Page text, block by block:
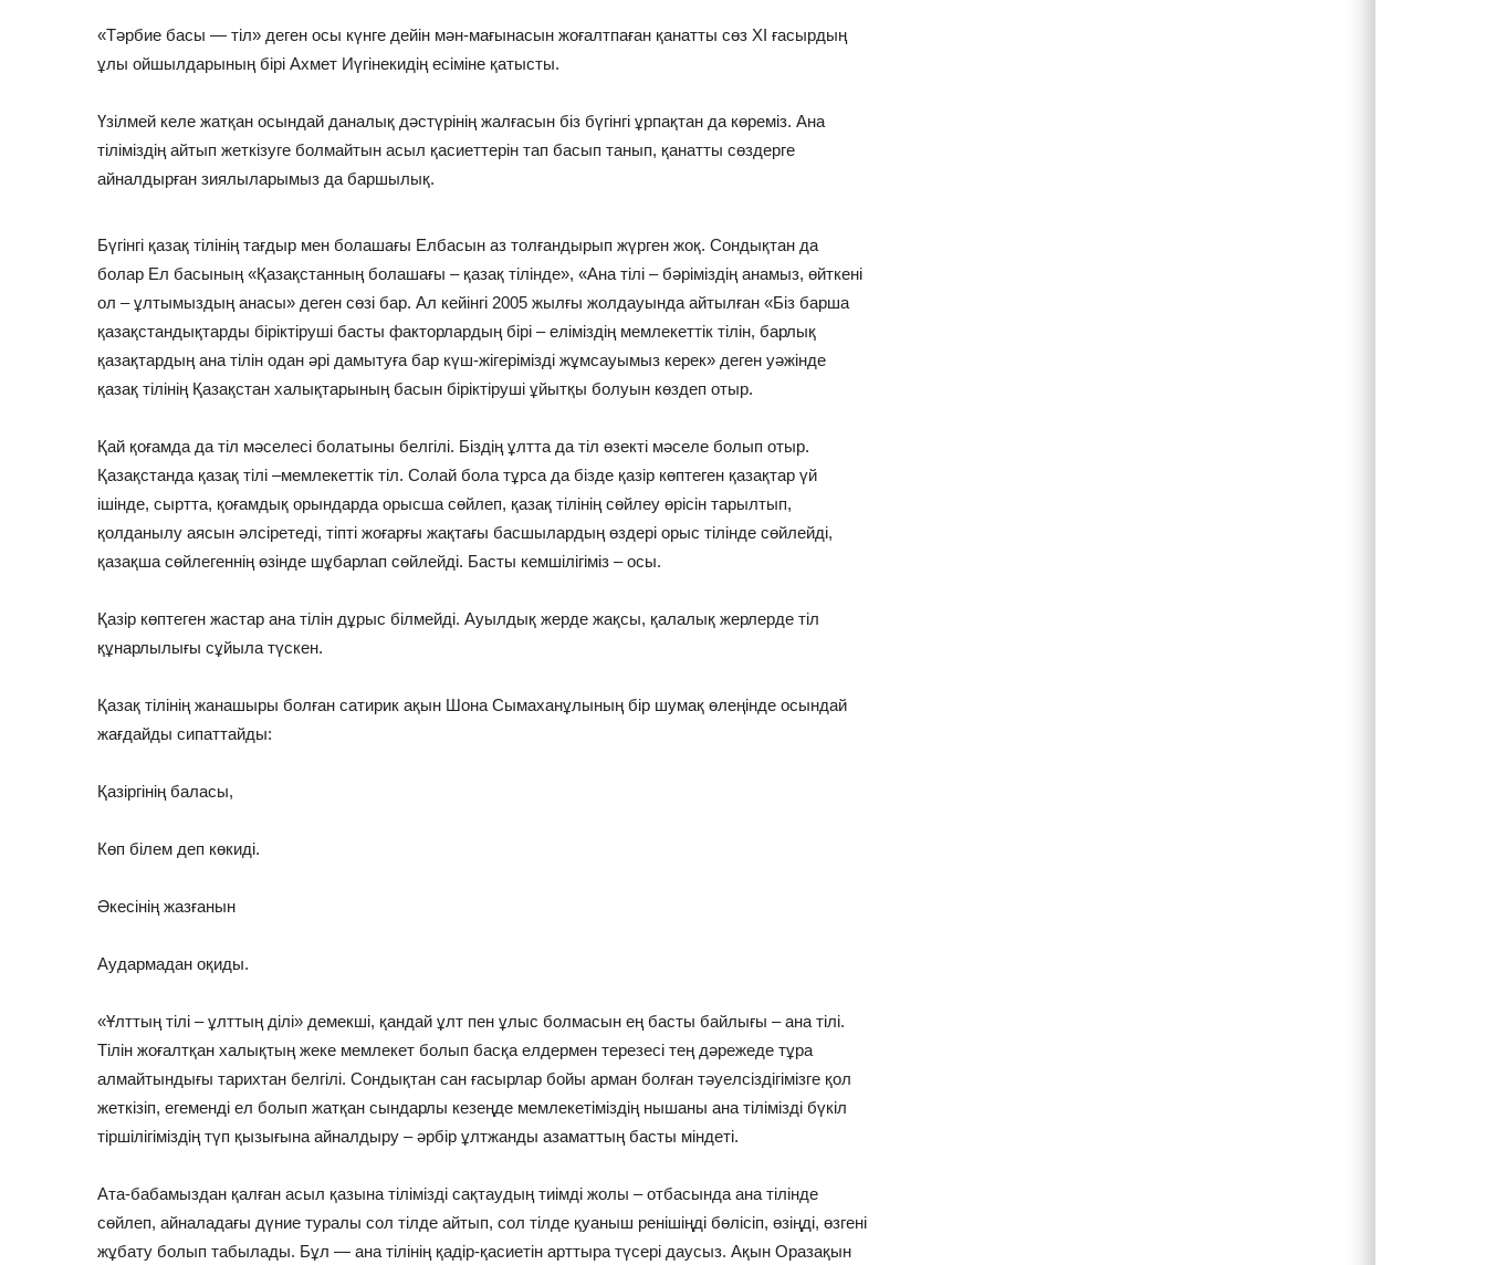
«Тәрбие басы — тіл» деген осы күнге дейін мән-мағынасын жоғалтпаған қанатты сөз XI ғасырдың
ұлы ойшылдарының бірі Ахмет Иүгінекидің есіміне қатысты.
Үзілмей келе жатқан осындай даналық дәстүрінің жалғасын біз бүгінгі ұрпақтан да көреміз. Ана
тіліміздің айтып жеткізуге болмайтын асыл қасиеттерін тап басып танып, қанатты сөздерге
айналдырған зиялыларымыз да баршылық.
Бүгінгі қазақ тілінің тағдыр мен болашағы Елбасын аз толғандырып жүрген жоқ. Сондықтан да
болар Ел басының «Қазақстанның болашағы – қазақ тілінде», «Ана тілі – бәріміздің анамыз, өйткені
ол – ұлтымыздың анасы» деген сөзі бар. Ал кейінгі 2005 жылғы жолдауында айтылған «Біз барша
қазақстандықтарды біріктіруші басты факторлардың бірі – еліміздің мемлекеттік тілін, барлық
қазақтардың ана тілін одан әрі дамытуға бар күш-жігерімізді жұмсауымыз керек» деген уәжінде
қазақ тілінің Қазақстан халықтарының басын біріктіруші ұйытқы болуын көздеп отыр.
Қай қоғамда да тіл мәселесі болатыны белгілі. Біздің ұлтта да тіл өзекті мәселе болып отыр.
Қазақстанда қазақ тілі –мемлекеттік тіл. Солай бола тұрса да бізде қазір көптеген қазақтар үй
ішінде, сыртта, қоғамдық орындарда орысша сөйлеп, қазақ тілінің сөйлеу өрісін тарылтып,
қолданылу аясын әлсіретеді, тіпті жоғарғы жақтағы басшылардың өздері орыс тілінде сөйлейді,
қазақша сөйлегеннің өзінде шұбарлап сөйлейді. Басты кемшілігіміз – осы.
Қазір көптеген жастар ана тілін дұрыс білмейді. Ауылдық жерде жақсы, қалалық жерлерде тіл
құнарлылығы сұйыла түскен.
Қазақ тілінің жанашыры болған сатирик ақын Шона Сымаханұлының бір шумақ өлеңінде осындай
жағдайды сипаттайды:
Қазіргінің баласы,
Көп білем деп көкиді.
Әкесінің жазғанын
Аудармадан оқиды.
«Ұлттың тілі – ұлттың ділі» демекші, қандай ұлт пен ұлыс болмасын ең басты байлығы – ана тілі.
Тілін жоғалтқан халықтың жеке мемлекет болып басқа елдермен терезесі тең дәрежеде тұра
алмайтындығы тарихтан белгілі. Сондықтан сан ғасырлар бойы арман болған тәуелсіздігімізге қол
жеткізіп, егеменді ел болып жатқан сындарлы кезеңде мемлекетіміздің нышаны ана тілімізді бүкіл
тіршілігіміздің түп қызығына айналдыру – әрбір ұлтжанды азаматтың басты міндеті.
Ата-бабамыздан қалған асыл қазына тілімізді сақтаудың тиімді жолы – отбасында ана тілінде
сөйлеп, айналадағы дүние туралы сол тілде айтып, сол тілде қуаныш ренішіңді бөлісіп, өзіңді, өзгені
жұбату болып табылады. Бұл — ана тілінің қадір-қасиетін арттыра түсері даусыз. Ақын Оразақын